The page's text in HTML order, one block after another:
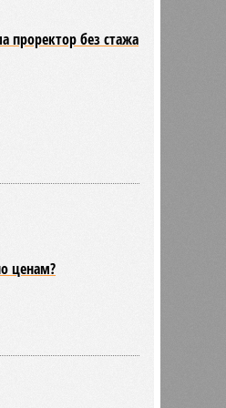
проректор без стажа
ценам?